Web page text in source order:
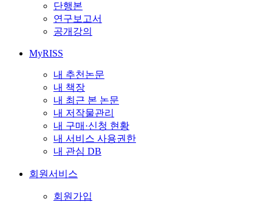
단행본
연구보고서
공개강의
MyRISS
내 추천논문
내 책장
내 최근 본 논문
내 저작물관리
내 구매·신청 현황
내 서비스 사용권한
내 관심 DB
회원서비스
회원가입